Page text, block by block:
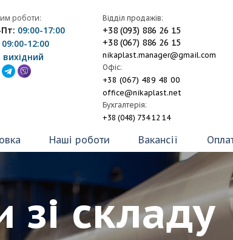
роботи:
09:00-17:00
09:00-12:00
вихідний
Відділ продажів:
+38 (093) 886 26 15
+38 (067) 886 26 15
nikaplast.manager@gmail.com
Офіс:
+38 (067) 489 48 00
office@nikaplast.net
Бухгалтерія:
+38 (048) 734 12 14
Наші роботи Вакансії
зі складу